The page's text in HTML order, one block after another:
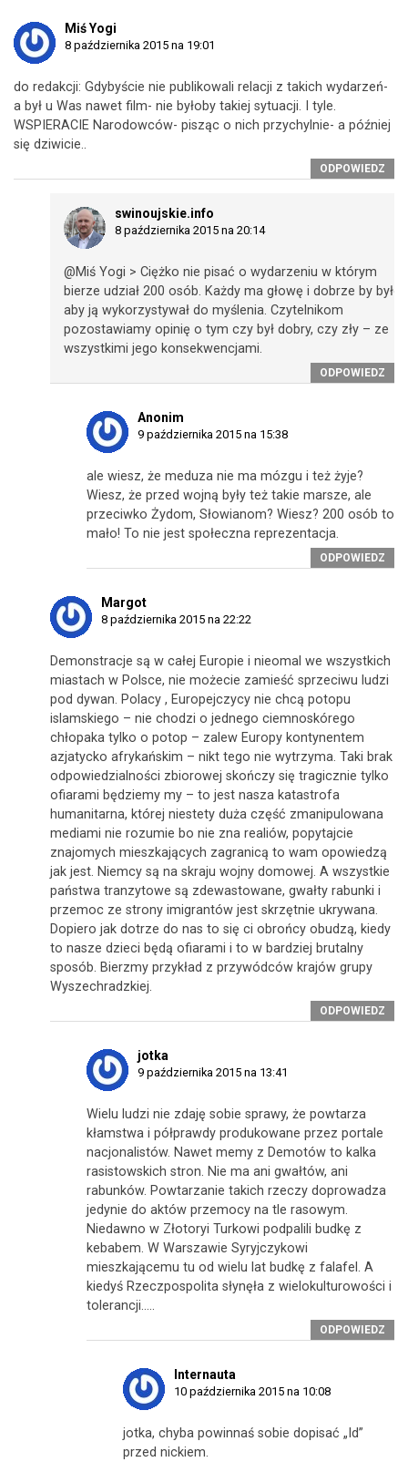
Miś Yogi
8 października 2015 na 19:01
do redakcji: Gdybyście nie publikowali relacji z takich wydarzeń-
a był u Was nawet film- nie byłoby takiej sytuacji. I tyle.
WSPIERACIE Narodowców- pisząc o nich przychylnie- a później
się dziwicie..
ODPOWIEDZ
swinoujskie.info
8 października 2015 na 20:14
@Miś Yogi > Ciężko nie pisać o wydarzeniu w którym
bierze udział 200 osób. Każdy ma głowę i dobrze by było,
aby ją wykorzystywał do myślenia. Czytelnikom
pozostawiamy opinię o tym czy był dobry, czy zły – ze
wszystkimi jego konsekwencjami.
ODPOWIEDZ
Anonim
9 października 2015 na 15:38
ale wiesz, że meduza nie ma mózgu i też żyje?
Wiesz, że przed wojną były też takie marsze, ale
przeciwko Żydom, Słowianom? Wiesz? 200 osób to
mało! To nie jest społeczna reprezentacja.
ODPOWIEDZ
Margot
8 października 2015 na 22:22
Demonstracje są w całej Europie i nieomal we wszystkich
miastach w Polsce, nie możecie zamieść sprzeciwu ludzi
pod dywan. Polacy , Europejczycy nie chcą potopu
islamskiego – nie chodzi o jednego ciemnoskórego
chłopaka tylko o potop – zalew Europy kontynentem
azjatycko afrykańskim – nikt tego nie wytrzyma. Taki brak
odpowiedzialności zbiorowej skończy się tragicznie tylko
ofiarami będziemy my – to jest nasza katastrofa
humanitarna, której niestety duża część zmanipulowana
mediami nie rozumie bo nie zna realiów, popytajcie
znajomych mieszkających zagranicą to wam opowiedzą
jak jest. Niemcy są na skraju wojny domowej. A wszystkie
państwa tranzytowe są zdewastowane, gwałty rabunki i
przemoc ze strony imigrantów jest skrzętnie ukrywana.
Dopiero jak dotrze do nas to się ci obrońcy obudzą, kiedy
to nasze dzieci będą ofiarami i to w bardziej brutalny
sposób. Bierzmy przykład z przywódców krajów grupy
Wyszechradzkiej.
ODPOWIEDZ
jotka
9 października 2015 na 13:41
Wielu ludzi nie zdaję sobie sprawy, że powtarza
kłamstwa i półprawdy produkowane przez portale
nacjonalistów. Nawet memy z Demotów to kalka
rasistowskich stron. Nie ma ani gwałtów, ani
rabunków. Powtarzanie takich rzeczy doprowadza
jedynie do aktów przemocy na tle rasowym.
Niedawno w Złotoryi Turkowi podpalili budkę z
kebabem. W Warszawie Syryjczykowi
mieszkającemu tu od wielu lat budkę z falafel. A
kiedyś Rzeczpospolita słynęła z wielokulturowości i
tolerancji…..
ODPOWIEDZ
Internauta
10 października 2015 na 10:08
jotka, chyba powinnaś sobie dopisać „Id”
przed nickiem.